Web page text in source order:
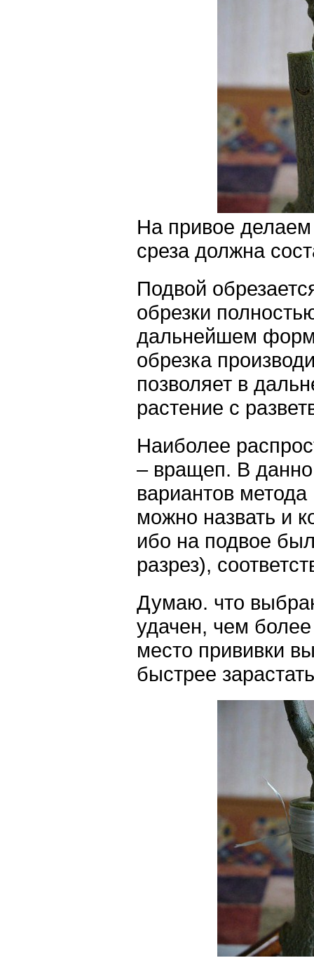
На привое
среза должна
Подвой
обрезки
дальнейшем
обрезка
позволяет в
растение с
Наиболее
– вращеп. В
вариантов
можно назвать и
ибо на подвое
разрез),
Думаю. что
удачен, чем
место прививки
быстрее